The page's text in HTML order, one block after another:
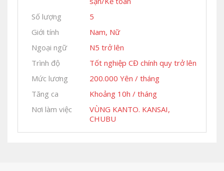
Số lượng
5
Giới tính
Nam, Nữ
Ngoại ngữ
N5 trở lên
Trình độ
Tốt nghiệp CĐ chính quy trở lên
Mức lương
200.000 Yên / tháng
Tăng ca
Khoảng 10h / tháng
Nơi làm việc
VÙNG KANTO. KANSAI,
CHUBU